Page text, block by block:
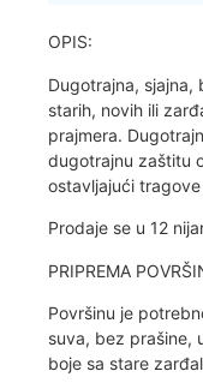
OPIS:
Dugotrajna,
starih, novih ili
prajmera.
dugotrajnu zaštitu
ostavljajući
Prodaje se u 12
PRIPREMA
Površinu je
suva, bez prašine,
boje sa stare